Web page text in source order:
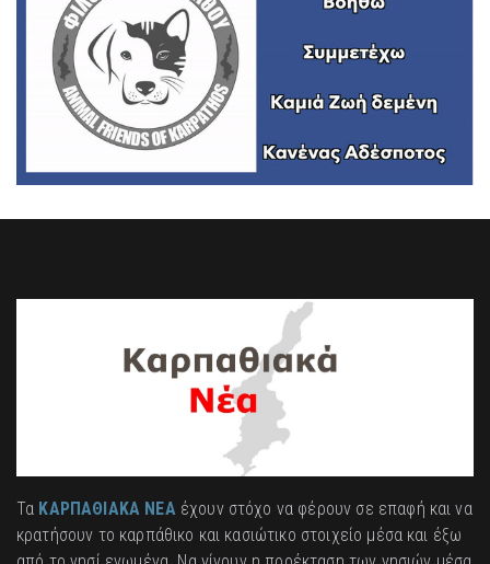
Τα ΚΑΡΠΑΘΙΑΚΑ ΝΕΑέχουν στόχο να φέρουν σε επαφή και να
κρατήσουν το καρπάθικο και κασιώτικο στοιχείο μέσα και έξω